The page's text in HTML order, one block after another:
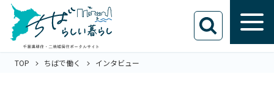
TOP ちばで働く インタビュー